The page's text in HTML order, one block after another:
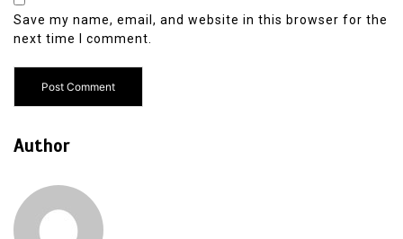
Save my name, email, and website in this browser for the
next time I comment.
Author